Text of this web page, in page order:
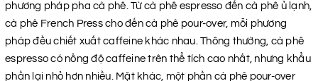
phương pháp pha cà phê. Từ cà phê espresso đến cà phê ủ lạnh,
cà phê French Press cho đến cà phê pour-over, mỗi phương
pháp đều chiết xuất caffeine khác nhau. Thông thường, cà phê
espresso có nồng độ caffeine trên thể tích cao nhất, nhưng khẩu
phần lại nhỏ hơn nhiều. Mặt khác, một phần cà phê pour-over